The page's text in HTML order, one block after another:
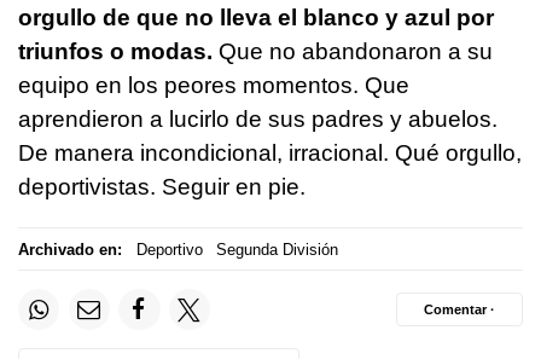
orgullo de que no lleva el blanco y azul por
triunfos o modas. Que no abandonaron a su
equipo en los peores momentos. Que
aprendieron a lucirlo de sus padres y abuelos.
De manera incondicional, irracional. Qué orgullo,
deportivistas. Seguir en pie.
Archivado en: Deportivo Segunda División
Comentar ·